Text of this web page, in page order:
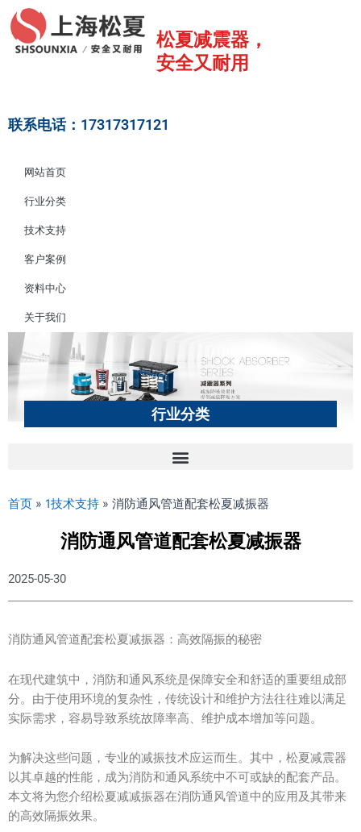
至
松夏减震器，
安全又耐用
联系电话：17317317121
网站首页
行业分类
技术支持
客户案例
资料中心
关于我们
行业分类
首页 » 1技术支持 » 消防通风管道配套松夏减振器
消防通风管道配套松夏减振器
2025-05-30
消防通风管道配套松夏减振器：高效隔振的秘密
在现代建筑中，消防和通风系统是保障安全和舒适的重要组成部
分。由于使用环境的复杂性，传统设计和维护方法往往难以满足
实际需求，容易导致系统故障率高、维护成本增加等问题。
为解决这些问题，专业的减振技术应运而生。其中，松夏减震器
以其卓越的性能，成为消防和通风系统中不可或缺的配套产品。
本文将为您介绍松夏减减振器在消防通风管道中的应用及其带来
的高效隔振效果。